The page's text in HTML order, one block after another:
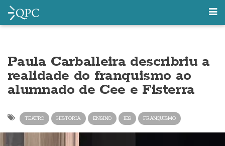
Paula Carballeira describriu a
realidade do franquismo ao
alumnado de Cee e Fisterra
TEATRO HISTORIA ENSINO IES FRANQUISMO